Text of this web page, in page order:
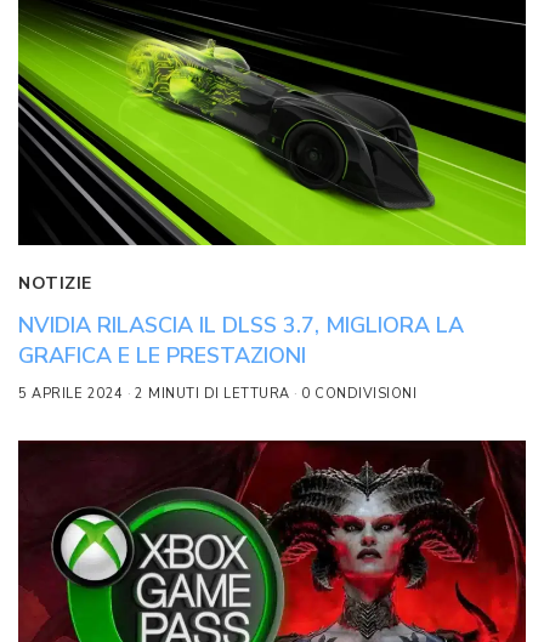
NOTIZIE
NVIDIA RILASCIA IL DLSS 3.7, MIGLIORA LA
GRAFICA E LE PRESTAZIONI
5 APRILE 2024 2 MINUTI DI LETTURA 0 CONDIVISIONI